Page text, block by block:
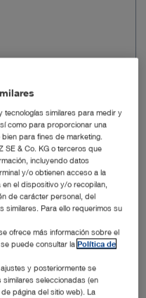
1
86 VA
50/60 Hz
tecnologías similares para medir y
como para proporcionar una
para fines de marketing.
SE & Co. KG o terceros que
incluyendo datos
y/o obtienen acceso a la
el dispositivo y/o recopilan,
de carácter personal, del
similares. Para ello requerimos su
ofrece más información sobre el
se puede consultar laPolítica de
y posteriormente se
seleccionadas (en
página del sitio web). La